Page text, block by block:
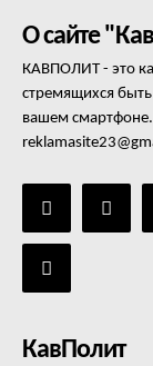
О сайте
КАВПОЛИТ - это
стремящихся
вашем
КавПолит